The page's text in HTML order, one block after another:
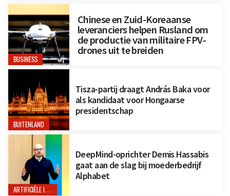
BUSINESS
Chinese en Zuid-Koreaanse
leveranciers helpen Rusland om
de productie van militaire FPV-
drones uit te breiden
BUITENLAND
Tisza-partij draagt András Baka voor
als kandidaat voor Hongaarse
presidentschap
ARTIFICIËLE INTELLIGENTIE
DeepMind-oprichter Demis Hassabis
gaat aan de slag bij moederbedrijf
Alphabet